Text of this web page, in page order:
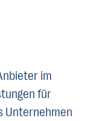
im
für
Unternehmen